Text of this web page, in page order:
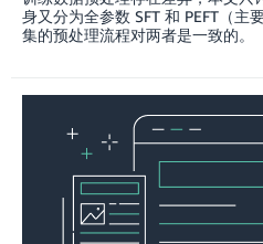
身又分为全参数 SFT 和 PEFT（主
集的预处理流程对两者是一致的。